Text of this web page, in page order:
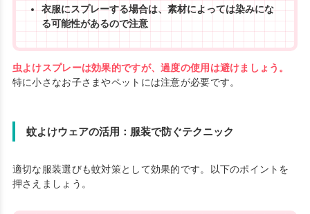
衣服にスプレーする場合は、素材によっては染みにな
る可能性があるので注意
虫よけスプレーは効果的ですが、過度の使用は避けましょう。
特に小さなお子さまやペットには注意が必要です。
蚊よけウェアの活用：服装で防ぐテクニック
適切な服装選びも蚊対策として効果的です。以下のポイントを
押さえましょう。